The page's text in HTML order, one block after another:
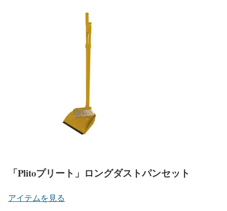
「Plitoプリート」ロングダストパンセット
アイテムを見る